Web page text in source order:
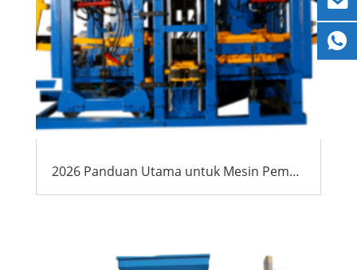
2026 Panduan Utama untuk Mesin Pembuat Blok Afrika: Peluang, Biaya & Praktik Terbaik untuk Eksportir